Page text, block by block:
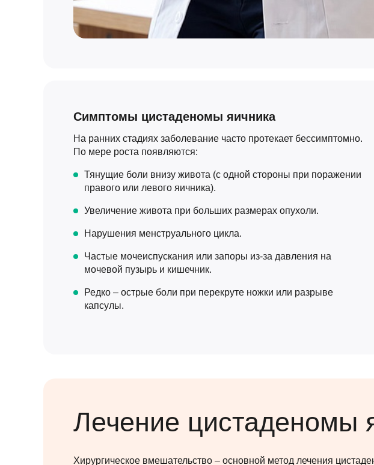
Симптомы цистаденомы яичника
На ранних стадиях заболевание часто протекает бессимптомно.
По мере роста появляются:
Тянущие боли внизу живота (с одной стороны при поражении
правого или левого яичника).
Увеличение живота при больших размерах опухоли.
Нарушения менструального цикла.
Частые мочеиспускания или запоры из-за давления на
мочевой пузырь и кишечник.
Редко – острые боли при перекруте ножки или разрыве
капсулы.
Лечение цистаденомы
Хирургическое вмешательство – основной метод лечения